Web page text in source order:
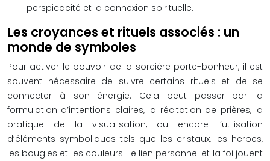
perspicacité et la connexion spirituelle.
Les croyances et rituels associés : un
monde de symboles
Pour activer le pouvoir de la sorcière porte-bonheur, il est
souvent nécessaire de suivre certains rituels et de se
connecter à son énergie. Cela peut passer par la
formulation d’intentions claires, la récitation de prières, la
pratique de la visualisation, ou encore l’utilisation
d’éléments symboliques tels que les cristaux, les herbes,
les bougies et les couleurs. Le lien personnel et la foi jouent